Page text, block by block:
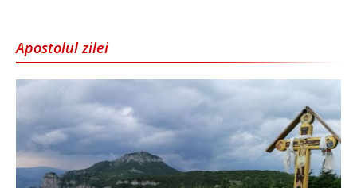
Apostolul zilei